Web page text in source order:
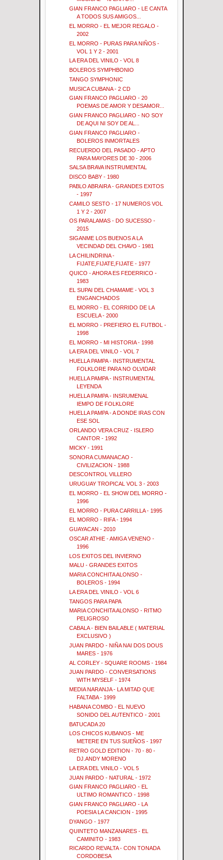
GIAN FRANCO PAGLIARO - LE CANTA
A TODOS SUS AMIGOS...
EL MORRO - EL MEJOR REGALO -
2002
EL MORRO - PURAS PARA NIÑOS -
VOL 1 Y 2 - 2001
LA ERA DEL VINILO - VOL 8
BOLEROS SYMPHBONIO
TANGO SYMPHONIC
MUSICA CUBANA - 2 CD
GIAN FRANCO PAGLIARO - 20
POEMAS DE AMOR Y DESAMOR...
GIAN FRANCO PAGLIARO - NO SOY
DE AQUI NI SOY DE AL...
GIAN FRANCO PAGLIARO -
BOLEROS INMORTALES
RECUERDO DEL PASADO - APTO
PARA MAYORES DE 30 - 2006
SALSA BRAVA INSTRUMENTAL
DISCO BABY - 1980
PABLO ABRAIRA - GRANDES EXITOS
- 1997
CAMILO SESTO - 17 NUMEROS VOL
1 Y 2 - 2007
OS PARALAMAS - DO SUCESSO -
2015
SIGANME LOS BUENOS A LA
VECINDAD DEL CHAVO - 1981
LA CHILINDRINA -
FIJATE,FIJATE,FIJATE - 1977
QUICO - AHORA ES FEDERRICO -
1983
EL SUPAI DEL CHAMAME - VOL 3
ENGANCHADOS
EL MORRO - EL CORRIDO DE LA
ESCUELA - 2000
EL MORRO - PREFIERO EL FUTBOL -
1998
EL MORRO - MI HISTORIA - 1998
LA ERA DEL VINILO - VOL 7
HUELLA PAMPA - INSTRUMENTAL
FOLKLORE PARA NO OLVIDAR
HUELLA PAMPA - INSTRUMENTAL
LEYENDA
HUELLA PAMPA - INSRUMENAL
IEMPO DE FOLKLORE
HUELLA PAMPA - A DONDE IRAS CON
ESE SOL
ORLANDO VERA CRUZ - ISLERO
CANTOR - 1992
MICKY - 1991
SONORA CUMANACAO -
CIVILIZACION - 1988
DESCONTROL VILLERO
URUGUAY TROPICAL VOL 3 - 2003
EL MORRO - EL SHOW DEL MORRO -
1996
EL MORRO - PURA CARRILLA - 1995
EL MORRO - RIFA - 1994
GUAYACAN - 2010
OSCAR ATHIE - AMIGA VENENO -
1996
LOS EXITOS DEL INVIERNO
MALU - GRANDES EXITOS
MARIA CONCHITA ALONSO -
BOLEROS - 1994
LA ERA DEL VINILO - VOL 6
TANGOS PARA PAPA
MARIA CONCHITA ALONSO - RITMO
PELIGROSO
CABALA - BIEN BAILABLE ( MATERIAL
EXCLUSIVO )
JUAN PARDO - NIÑA NAI DOS DOUS
MARES - 1976
AL CORLEY - SQUARE ROOMS - 1984
JUAN PARDO - CONVERSATIONS
WITH MYSELF - 1974
MEDIA NARANJA - LA MITAD QUE
FALTABA - 1999
HABANA COMBO - EL NUEVO
SONIDO DEL AUTENTICO - 2001
BATUCADA 20
LOS CHICOS KUBANOS - ME
METERE EN TUS SUEÑOS - 1997
RETRO GOLD EDITION - 70 - 80 -
DJ.ANDY MORENO
LA ERA DEL VINILO - VOL 5
JUAN PARDO - NATURAL - 1972
GIAN FRANCO PAGLIARO - EL
ULTIMO ROMANTICO - 1998
GIAN FRANCO PAGLIARO - LA
POESIA LA CANCION - 1995
DYANGO - 1977
QUINTETO MANZANARES - EL
CAMINITO - 1983
RICARDO REVALTA - CON TONADA
CORDOBESA